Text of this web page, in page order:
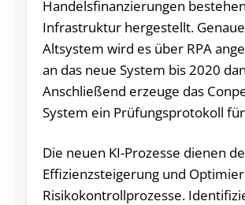
Handelsfinanzierungen
Infrastruktur hergestellt.
Altsystem wird es über RPA
an das neue System bis 2020
Anschließend erzeuge das
System ein Prüfungsprotokoll
Die neuen KI-Prozesse dienen
Effizienzsteigerung und
Risikokontrollprozesse.